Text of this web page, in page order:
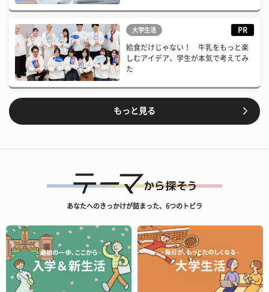
大学生活 PR
給食だけじゃない！ 牛乳をもっと楽
しむアイデア、学生が本気で考えてみ
た
もっと見る
あなたへのきっかけが詰まった、6つのトビラ